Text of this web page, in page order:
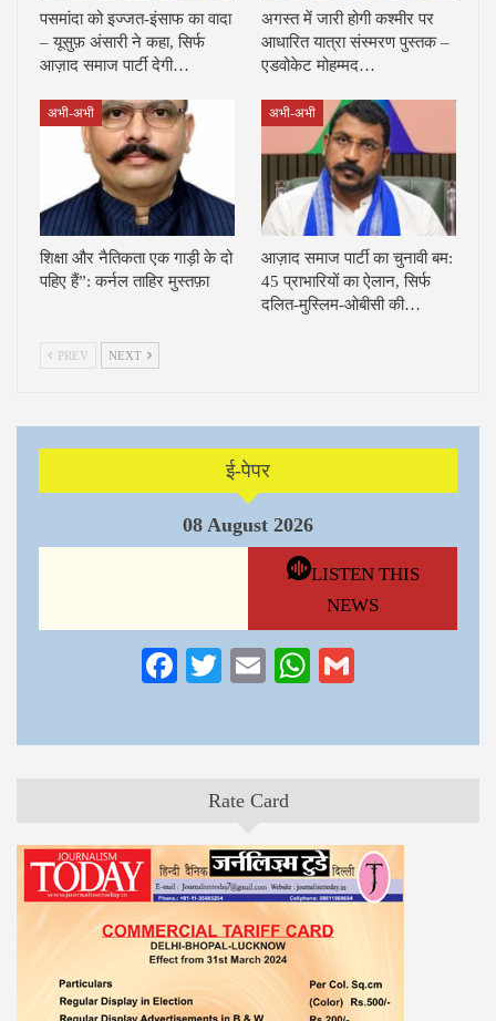
पसमांदा को इज्जत-इंसाफ का वादा
– यूसुफ़ अंसारी ने कहा, सिर्फ
आज़ाद समाज पार्टी देगी…
अगस्त में जारी होगी कश्मीर पर
आधारित यात्रा संस्मरण पुस्तक –
एडवोकेट मोहम्मद…
अभी-अभी
शिक्षा और नैतिकता एक गाड़ी के दो
पहिए हैं”: कर्नल ताहिर मुस्तफ़ा
अभी-अभी
आज़ाद समाज पार्टी का चुनावी बम:
45 प्राभारियों का ऐलान, सिर्फ
दलित-मुस्लिम-ओबीसी की…
PREV NEXT
ई-पेपर
08 August 2026
LISTEN THIS
NEWS
Facebook
TwitterEmailWhatsApp
Rate Card